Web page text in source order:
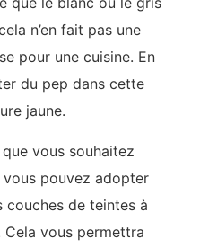
n’en fait pas une
pour une cuisine. En
du pep dans cette
jaune.
vous souhaitez
pouvez adopter
de teintes à
vous permettra